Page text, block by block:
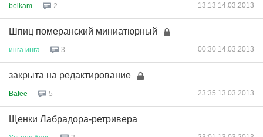
belkam 2 13:13 14.03.2013
Шпиц померанский миниатюрный
инга инга 3 00:30 14.03.2013
закрыта на редактирование
Bafee 5 23:35 13.03.2013
Щенки Лабрадора-ретривера